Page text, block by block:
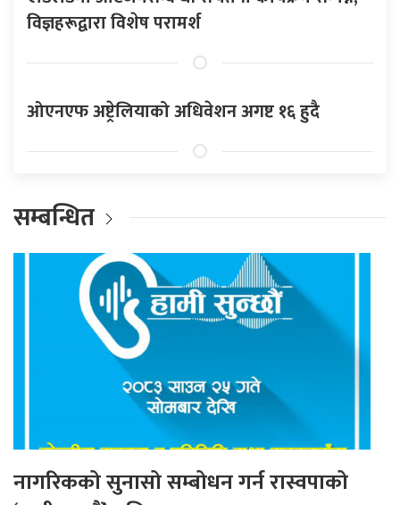
विज्ञहरूद्वारा विशेष परामर्श
ओएनएफ अष्ट्रेलियाको अधिवेशन अगष्ट १६ हुदै
सम्बन्धित
नागरिकको सुनासो सम्बोधन गर्न रास्वपाको